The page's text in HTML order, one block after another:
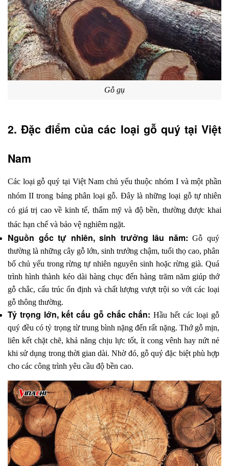
Gỗ gụ
2. Đặc điểm của các loại gỗ quý tại Việt
Nam
Các loại gỗ quý tại Việt Nam chủ yếu thuộc nhóm I và một phần
nhóm II trong bảng phân loại gỗ. Đây là những loại gỗ tự nhiên
có giá trị cao về kinh tế, thẩm mỹ và độ bền, thường được khai
thác hạn chế và bảo vệ nghiêm ngặt.
Nguồn gốc tự nhiên, sinh trưởng lâu năm: Gỗ quý
thường là những cây gỗ lớn, sinh trưởng chậm, tuổi thọ cao, phân
bố chủ yếu trong rừng tự nhiên nguyên sinh hoặc rừng già. Quá
trình hình thành kéo dài hàng chục đến hàng trăm năm giúp thớ
gỗ chắc, cấu trúc ổn định và chất lượng vượt trội so với các loại
gỗ thông thường.
Tỷ trọng lớn, kết cấu gỗ chắc chắn: Hầu hết các loại gỗ
quý đều có tỷ trọng từ trung bình nặng đến rất nặng. Thớ gỗ mịn,
liên kết chặt chẽ, khả năng chịu lực tốt, ít cong vênh hay nứt nẻ
khi sử dụng trong thời gian dài. Nhờ đó, gỗ quý đặc biệt phù hợp
cho các công trình yêu cầu độ bền cao.